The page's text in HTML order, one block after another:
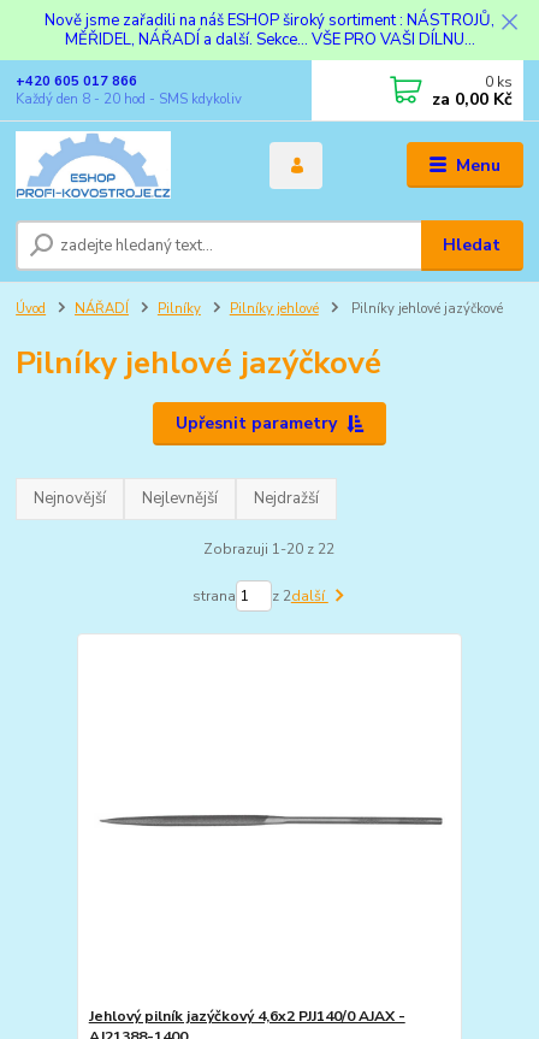
Nově jsme zařadili na náš ESHOP široký sortiment : NÁSTROJŮ,
MĚŘIDEL, NÁŘADÍ a další. Sekce... VŠE PRO VAŠI DÍLNU...
Menu
Hledat
+420 605 017 866
Každý den 8 - 20 hod - SMS kdykoliv
0 ks
za 0,00 Kč
Úvod NÁŘADÍ Pilníky Pilníky jehlové Pilníky jehlové jazýčkové
Pilníky jehlové jazýčkové
Upřesnit parametry
Nejnovější Nejlevnější Nejdražší
Zobrazuji 1-20 z 22
strana z 2další
Jehlový pilník jazýčkový 4,6x2 PJJ140/0 AJAX -